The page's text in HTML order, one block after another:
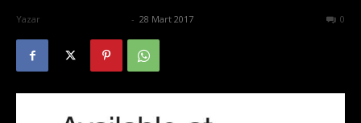
Yazar - 28 Mart 2017 0